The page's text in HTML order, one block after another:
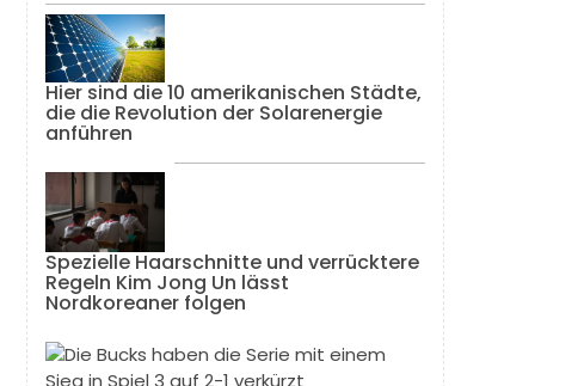
Hier sind die 10 amerikanischen Städte,
die die Revolution der Solarenergie
anführen
Spezielle Haarschnitte und verrücktere
Regeln Kim Jong Un lässt
Nordkoreaner folgen